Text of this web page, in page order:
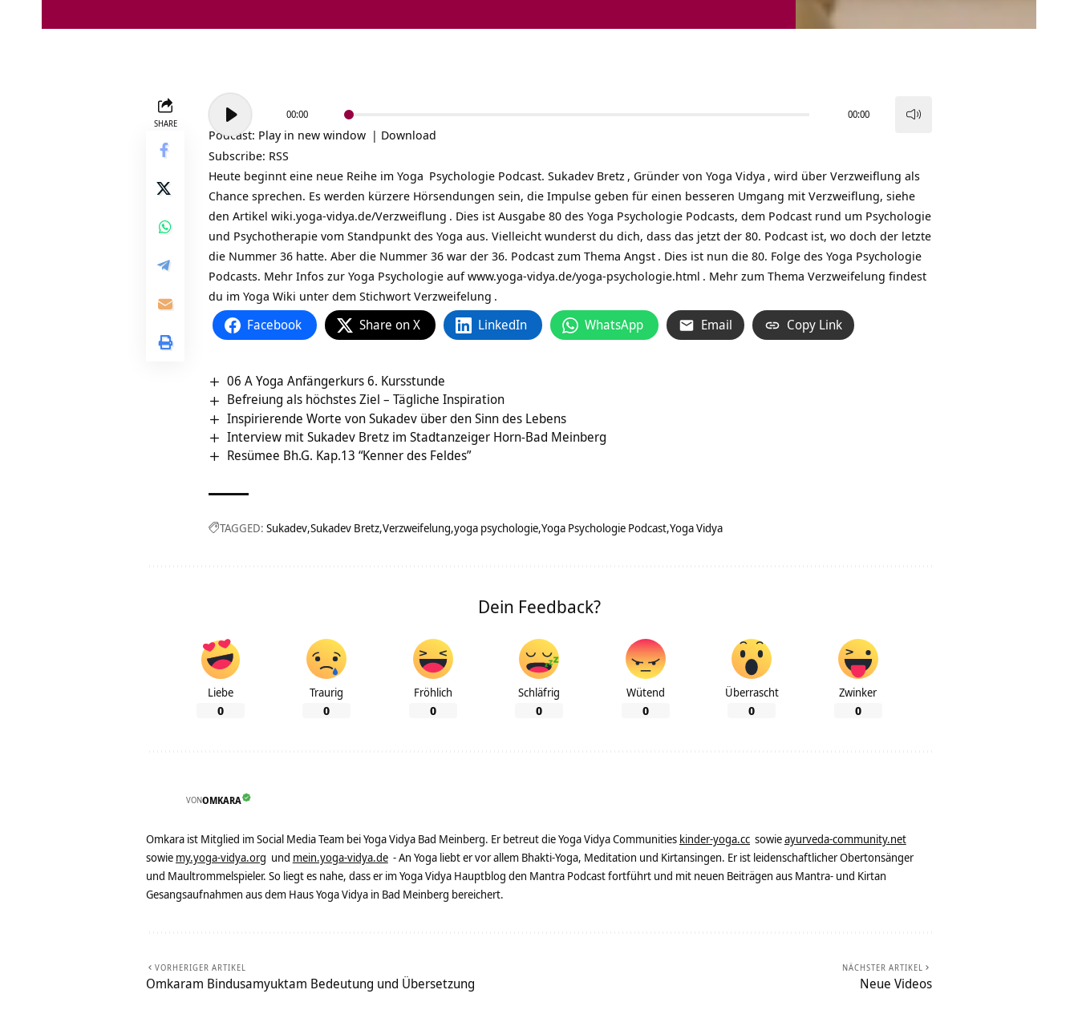
SHARE
Audio-
Player
00:00 00:00
Podcast: Play in new window | Download
Subscribe: RSS
Heute beginnt eine neue Reihe im Yoga Psychologie Podcast. Sukadev Bretz , Gründer von Yoga Vidya , wird über Verzweiflung als
Chance sprechen. Es werden kürzere Hörsendungen sein, die Impulse geben für einen besseren Umgang mit Verzweiflung, siehe
den Artikel wiki.yoga-vidya.de/Verzweiflung . Dies ist Ausgabe 80 des Yoga Psychologie Podcasts, dem Podcast rund um Psychologie
und Psychotherapie vom Standpunkt des Yoga aus. Vielleicht wunderst du dich, dass das jetzt der 80. Podcast ist, wo doch der letzte
die Nummer 36 hatte. Aber die Nummer 36 war der 36. Podcast zum Thema Angst . Dies ist nun die 80. Folge des Yoga Psychologie
Podcasts. Mehr Infos zur Yoga Psychologie aufwww.yoga-vidya.de/yoga-psychologie.html . Mehr zum Thema Verzweifelung findest
du im Yoga Wiki unter dem Stichwort Verzweifelung .
Facebook Share on X LinkedIn WhatsApp Email Copy Link
06 A Yoga Anfängerkurs 6. Kursstunde
Befreiung als höchstes Ziel – Tägliche Inspiration
Inspirierende Worte von Sukadev über den Sinn des Lebens
Interview mit Sukadev Bretz im Stadtanzeiger Horn-Bad Meinberg
Resümee Bh.G. Kap.13 “Kenner des Feldes”
TAGGED: Sukadev Sukadev Bretz Verzweifelung yoga psychologie Yoga Psychologie Podcast Yoga Vidya
Dein Feedback?
Liebe
0
Traurig
0
Fröhlich
0
Schläfrig
0
Wütend
0
Überrascht
0
Zwinker
0
VONOMKARA
Omkara ist Mitglied im Social Media Team bei Yoga Vidya Bad Meinberg. Er betreut die Yoga Vidya Communities kinder-yoga.cc sowieayurveda-community.net
sowie my.yoga-vidya.org und mein.yoga-vidya.de - An Yoga liebt er vor allem Bhakti-Yoga, Meditation und Kirtansingen. Er ist leidenschaftlicher Obertonsänger
und Maultrommelspieler. So liegt es nahe, dass er im Yoga Vidya Hauptblog den Mantra Podcast fortführt und mit neuen Beiträgen aus Mantra- und Kirtan
Gesangsaufnahmen aus dem Haus Yoga Vidya in Bad Meinberg bereichert.
VORHERIGER ARTIKEL
Omkaram Bindusamyuktam Bedeutung und Übersetzung
NÄCHSTER ARTIKEL
Neue Videos